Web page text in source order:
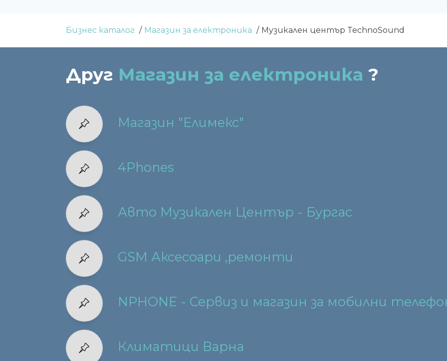
Бизнес каталог Магазин за електроника Музикален център TechnoSound
Друг Магазин за електроника ?
Магазин "Елимекс"
4Phones
Авто Музикален Център - Бургас
GSM Аксесоари ,ремонти
NPHONE - Сервиз и магазин за мобилни
Климатици Варна